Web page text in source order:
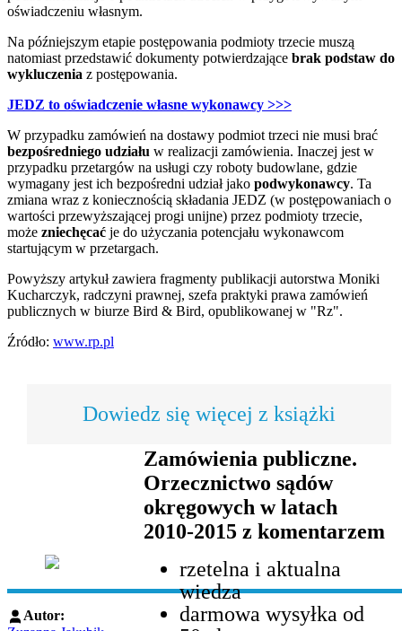
oświadczeniu własnym.
Na późniejszym etapie postępowania podmioty trzecie muszą
natomiast przedstawić dokumenty potwierdzające brak podstaw do
wykluczenia z postępowania.
JEDZ to oświadczenie własne wykonawcy >>>
W przypadku zamówień na dostawy podmiot trzeci nie musi brać
bezpośredniego udziału w realizacji zamówienia. Inaczej jest w
przypadku przetargów na usługi czy roboty budowlane, gdzie
wymagany jest ich bezpośredni udział jako podwykonawcy. Ta
zmiana wraz z koniecznością składania JEDZ (w postępowaniach o
wartości przewyższającej progi unijne) przez podmioty trzecie,
może zniechęcać je do użyczania potencjału wykonawcom
startującym w przetargach.
Powyższy artykuł zawiera fragmenty publikacji autorstwa Moniki
Kucharczyk, radczyni prawnej, szefa praktyki prawa zamówień
publicznych w biurze Bird & Bird, opublikowanej w "Rz".
Źródło: www.rp.pl
Dowiedz się więcej z książki
Zamówienia publiczne.
Orzecznictwo sądów
okręgowych w latach
2010-2015 z komentarzem
rzetelna i aktualna
wiedza
darmowa wysyłka od
Autor: